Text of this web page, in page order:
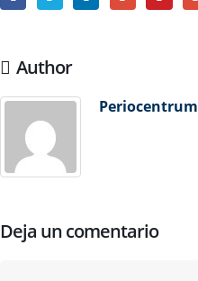
Author
Periocentrum
Deja un comentario